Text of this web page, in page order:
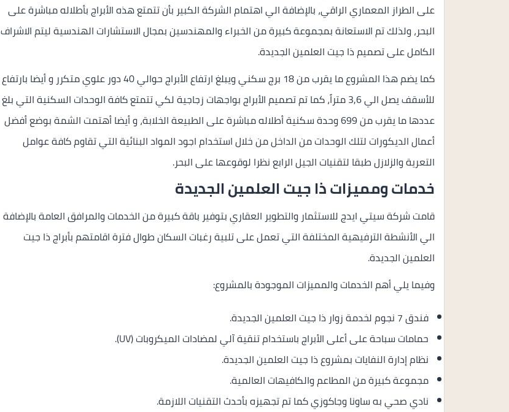
على الطراز المعماري الراقي، بالإضافة الي اهتمام الشركة الكبير بأن تتمتع هذه الأبراج بأطلاله مباشرة على
البحر، ولذلك تم الاستعانة بمجموعة كبيرة من الخبراء والمهندسين بمجال الاستشارات الهندسية ليتم الاشراف
الكامل على تصميم ذا جيت العلمين الجديدة.
كما يضم هذا المشروع ما يقرب من 18 برج سكني ويبلغ ارتفاع الأبراج حوالي 40 دور علوي متكرر و أيضا بارتفاع
للأسقف يصل الي 3,6 متراً، كما تم تصميم الأبراج بواجهات زجاجية لكي تتمتع كافة الوحدات السكنية التي بلغ
عددها ما يقرب من 699 وحدة سكنية أطلاله مباشرة على الطبيعة الخلابة، و أيضا أهتمت الشمة بوضع أفضل
أعمال الديكورات لتلك الوحدات من الداخل من خلال استخدام اجود المواد البنائية التي تقاوم كافة عوامل
التعرية والزلازل طبقا لتقنيات الجيل الرابع نظرا لوقوعها على البحر.
خدمات ومميزات ذا جيت العلمين الجديدة
قامت شركة سيتي ايدج للاستثمار والتطوير العقاري بتوفير باقة كبيرة من الخدمات والمرافق العامة بالإضافة
الي الأنشطة الترفيهية المختلفة التي تعمل على تلبية رغبات السكان طوال فترة اقامتهم بأبراج ذا جيت
العلمين الجديدة.
وفيما يلي أهم الخدمات والمميزات الموجودة بالمشروع:
فندق 7 نجوم لخدمة زوار ذا جيت العلمين الجديدة.
حمامات سباحة على أعلى الأبراج باستخدام تنقية آلي لمضادات الميكروبات (UV).
نظام إدارة النفايات بمشروع ذا جيت العلمين الجديدة.
مجموعة كبيرة من المطاعم والكافيهات العالمية.
نادي صحي به ساونا وجاكوزي كما تم تجهيزه بأحدث التقنيات اللازمة.